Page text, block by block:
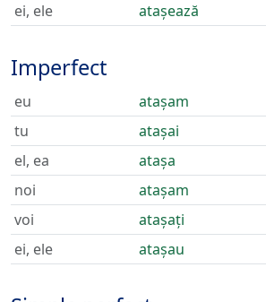
ei, ele
atașează
Imperfect
eu
atașam
tu
atașai
el, ea
atașa
noi
atașam
voi
atașați
ei, ele
atașau